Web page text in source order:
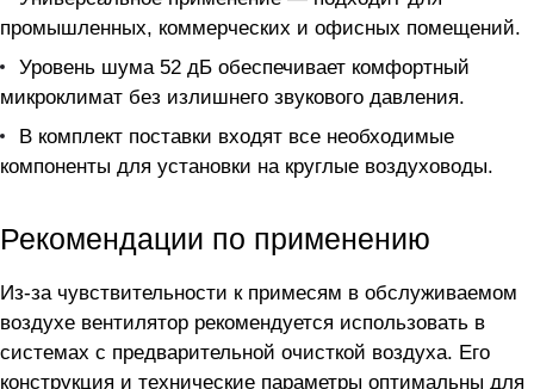
промышленных, коммерческих и офисных помещений.
Уровень шума 52 дБ обеспечивает комфортный
микроклимат без излишнего звукового давления.
В комплект поставки входят все необходимые
компоненты для установки на круглые воздуховоды.
Рекомендации по применению
Из-за чувствительности к примесям в обслуживаемом
воздухе вентилятор рекомендуется использовать в
системах с предварительной очисткой воздуха. Его
конструкция и технические параметры оптимальны для